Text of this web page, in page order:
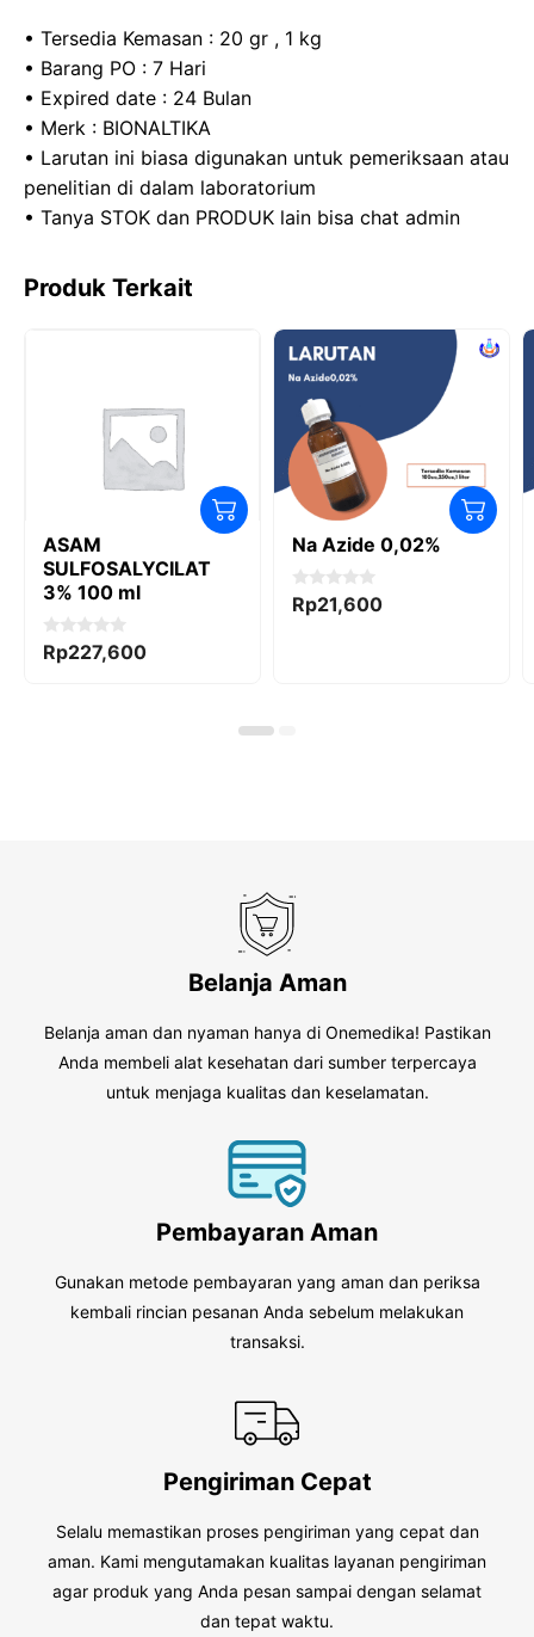
• Tersedia Kemasan : 20 gr , 1 kg
• Barang PO : 7 Hari
• Expired date : 24 Bulan
• Merk : BIONALTIKA
• Larutan ini biasa digunakan untuk pemeriksaan atau
penelitian di dalam laboratorium
• Tanya STOK dan PRODUK lain bisa chat admin
Produk Terkait
ASAM
SULFOSALYCILAT
3% 100 ml
0
o
Rp227,600
Na Azide 0,02%
0
o
Rp21,600
Belanja Aman
Belanja aman dan nyaman hanya di Onemedika! Pastikan
Anda membeli alat kesehatan dari sumber terpercaya
untuk menjaga kualitas dan keselamatan.
Pembayaran Aman
Gunakan metode pembayaran yang aman dan periksa
kembali rincian pesanan Anda sebelum melakukan
transaksi.
Pengiriman Cepat
Selalu memastikan proses pengiriman yang cepat dan
aman. Kami mengutamakan kualitas layanan pengiriman
agar produk yang Anda pesan sampai dengan selamat
dan tepat waktu.